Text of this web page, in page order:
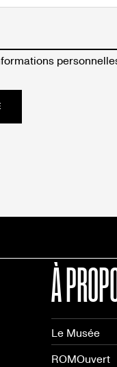
À
Le Musée
ROMOuvert